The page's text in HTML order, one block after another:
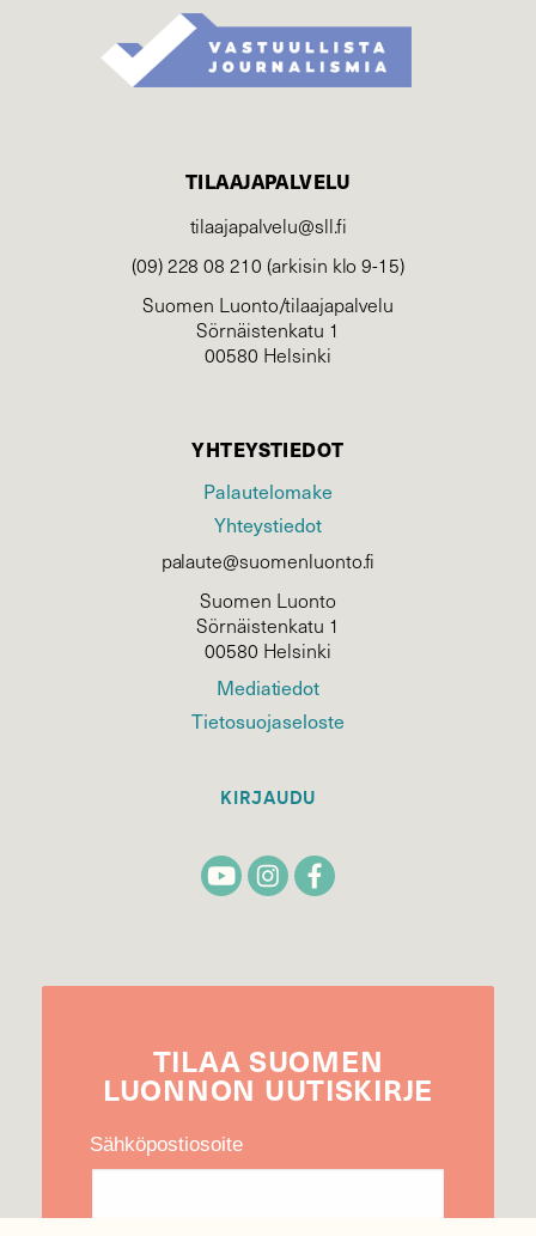
TILAAJAPALVELU
tilaajapalvelu@sll.fi
(09) 228 08 210 (arkisin klo 9-15)
Suomen Luonto/tilaajapalvelu
Sörnäistenkatu 1
00580 Helsinki
YHTEYSTIEDOT
Palautelomake
Yhteystiedot
palaute@suomenluonto.fi
Suomen Luonto
Sörnäistenkatu 1
00580 Helsinki
Mediatiedot
Tietosuojaseloste
KIRJAUDU
TILAA SUOMEN
LUONNON UUTIS­KIRJE
Sähköpostiosoite